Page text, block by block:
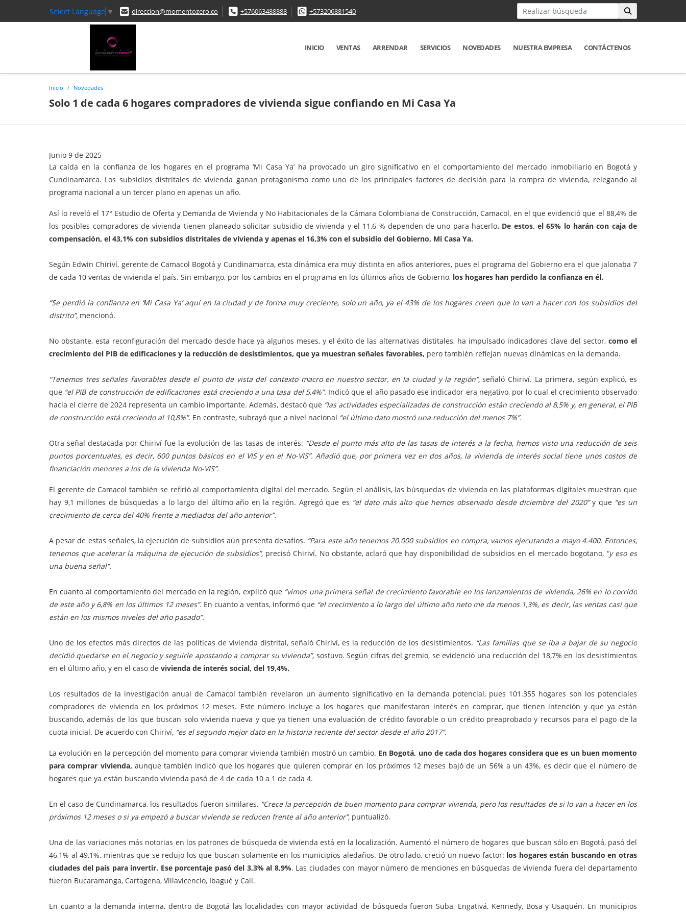
Select Language ▼ direccion@momentozero.co +576063488888 +573206881540
INICIO VENTAS ARRENDAR SERVICIOS NOVEDADES NUESTRA EMPRESA CONTÁCTENOS
Inicio Novedades
Solo 1 de cada 6 hogares compradores de vivienda sigue confiando en Mi Casa Ya
Junio 9 de 2025
La caída en la confianza de los hogares en el programa ‘Mi Casa Ya’ ha provocado un giro significativo en el comportamiento del mercado inmobiliario en Bogotá y
Cundinamarca. Los subsidios distritales de vivienda ganan protagonismo como uno de los principales factores de decisión para la compra de vivienda, relegando al
programa nacional a un tercer plano en apenas un año.
Así lo reveló el 17° Estudio de Oferta y Demanda de Vivienda y No Habitacionales de la Cámara Colombiana de Construcción, Camacol, en el que evidenció que el 88,4% de
los posibles compradores de vivienda tienen planeado solicitar subsidio de vivienda y el 11,6 % dependen de uno para hacerlo. De estos, el 65% lo harán con caja de
compensación, el 43,1% con subsidios distritales de vivienda y apenas el 16,3% con el subsidio del Gobierno, Mi Casa Ya.
Según Edwin Chiriví, gerente de Camacol Bogotá y Cundinamarca, esta dinámica era muy distinta en años anteriores, pues el programa del Gobierno era el que jalonaba 7
de cada 10 ventas de vivienda el país. Sin embargo, por los cambios en el programa en los últimos años de Gobierno, los hogares han perdido la confianza en él.
“Se perdió la confianza en ‘Mi Casa Ya’ aquí en la ciudad y de forma muy creciente, solo un año, ya el 43% de los hogares creen que lo van a hacer con los subsidios del
distrito”, mencionó.
No obstante, esta reconfiguración del mercado desde hace ya algunos meses, y el éxito de las alternativas distitales, ha impulsado indicadores clave del sector,como el
crecimiento del PIB de edificaciones y la reducción de desistimientos, que ya muestran señales favorables, pero también reflejan nuevas dinámicas en la demanda.
“Tenemos tres señales favorables desde el punto de vista del contexto macro en nuestro sector, en la ciudad y la región”,señaló Chiriví. La primera, según explicó, es
que “el PIB de construcción de edificaciones está creciendo a una tasa del 5,4%”. Indicó que el año pasado ese indicador era negativo, por lo cual el crecimiento observado
hacia el cierre de 2024 representa un cambio importante. Además, destacó que “las actividades especializadas de construcción están creciendo al 8,5% y, en general, el PIB
de construcción está creciendo al 10,8%”. En contraste, subrayó que a nivel nacional “el último dato mostró una reducción del menos 7%”.
Otra señal destacada por Chiriví fue la evolución de las tasas de interés: “Desde el punto más alto de las tasas de interés a la fecha, hemos visto una reducción de seis
puntos porcentuales, es decir, 600 puntos básicos en el VIS y en el No-VIS”. Añadió que, por primera vez en dos años, la vivienda de interés social tiene unos costos de
financiación menores a los de la vivienda No-VIS”.
El gerente de Camacol también se refirió al comportamiento digital del mercado. Según el análisis, las búsquedas de vivienda en las plataformas digitales muestran que
hay 9,1 millones de búsquedas a lo largo del último año en la región. Agregó que es “el dato más alto que hemos observado desde diciembre del 2020”y que “es un
crecimiento de cerca del 40% frente a mediados del año anterior”.
A pesar de estas señales, la ejecución de subsidios aún presenta desafíos. “Para este año tenemos 20.000 subsidios en compra, vamos ejecutando a mayo 4.400. Entonces,
tenemos que acelerar la máquina de ejecución de subsidios”, precisó Chiriví. No obstante, aclaró que hay disponibilidad de subsidios en el mercado bogotano, "y eso es
una buena señal”.
En cuanto al comportamiento del mercado en la región, explicó que “vimos una primera señal de crecimiento favorable en los lanzamientos de vivienda, 26% en lo corrido
de este año y 6,8% en los últimos 12 meses”. En cuanto a ventas, informó que “el crecimiento a lo largo del último año neto me da menos 1,3%, es decir, las ventas casi que
están en los mismos niveles del año pasado”.
Uno de los efectos más directos de las políticas de vivienda distrital, señaló Chiriví, es la reducción de los desistimientos. “Las familias que se iba a bajar de su negocio
decidió quedarse en el negocio y seguirle apostando a comprar su vivienda”, sostuvo. Según cifras del gremio, se evidenció una reducción del 18,7% en los desistimientos
en el último año, y en el caso de vivienda de interés social, del 19,4%.
Los resultados de la investigación anual de Camacol también revelaron un aumento significativo en la demanda potencial, pues 101.355 hogares son los potenciales
compradores de vivienda en los próximos 12 meses. Este número incluye a los hogares que manifestaron interés en comprar, que tienen intención y que ya están
buscando, además de los que buscan solo vivienda nueva y que ya tienen una evaluación de crédito favorable o un crédito preaprobado y recursos para el pago de la
cuota inicial. De acuerdo con Chiriví, “es el segundo mejor dato en la historia reciente del sector desde el año 2017”.
La evolución en la percepción del momento para comprar vivienda también mostró un cambio. En Bogotá, uno de cada dos hogares considera que es un buen momento
para comprar vivienda, aunque también indicó que los hogares que quieren comprar en los próximos 12 meses bajó de un 56% a un 43%, es decir que el número de
hogares que ya están buscando vivienda pasó de 4 de cada 10 a 1 de cada 4.
En el caso de Cundinamarca, los resultados fueron similares. “Crece la percepción de buen momento para comprar vivienda, pero los resultados de si lo van a hacer en los
próximos 12 meses o si ya empezó a buscar vivienda se reducen frente al año anterior”, puntualizó.
Una de las variaciones más notorias en los patrones de búsqueda de vivienda está en la localización. Aumentó el número de hogares que buscan sólo en Bogotá, pasó del
46,1% al 49,1%, mientras que se redujo los que buscan solamente en los municipios aledaños. De otro lado, creció un nuevo factor: los hogares están buscando en otras
ciudades del país para invertir. Ese porcentaje pasó del 3,3% al 8,9%. Las ciudades con mayor número de menciones en búsquedas de vivienda fuera del departamento
fueron Bucaramanga, Cartagena, Villavicencio, Ibagué y Cali.
En cuanto a la demanda interna, dentro de Bogotá las localidades con mayor actividad de búsqueda fueron Suba, Engativá, Kennedy, Bosa y Usaquén. En municipios